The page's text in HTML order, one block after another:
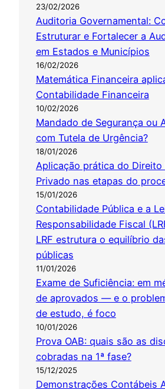
23/02/2026
Auditoria Governamental:
Estruturar e Fortalecer a
em Estados e Municípios
16/02/2026
Matemática Financeira
Contabilidade Financeira
10/02/2026
Mandado de Segurança ou
com Tutela de Urgência?
18/01/2026
Aplicação prática do Direito
Privado nas etapas do
15/01/2026
Contabilidade Pública e a
Responsabilidade Fiscal
LRF estrutura o equilíbrio
públicas
11/01/2026
Exame de Suficiência: em
de aprovados — e o
de estudo, é foco
10/01/2026
Prova OAB: quais são as
cobradas na 1ª fase?
15/12/2025
Demonstrações Contábeis